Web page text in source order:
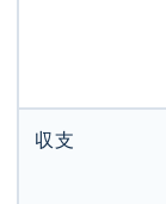
収支